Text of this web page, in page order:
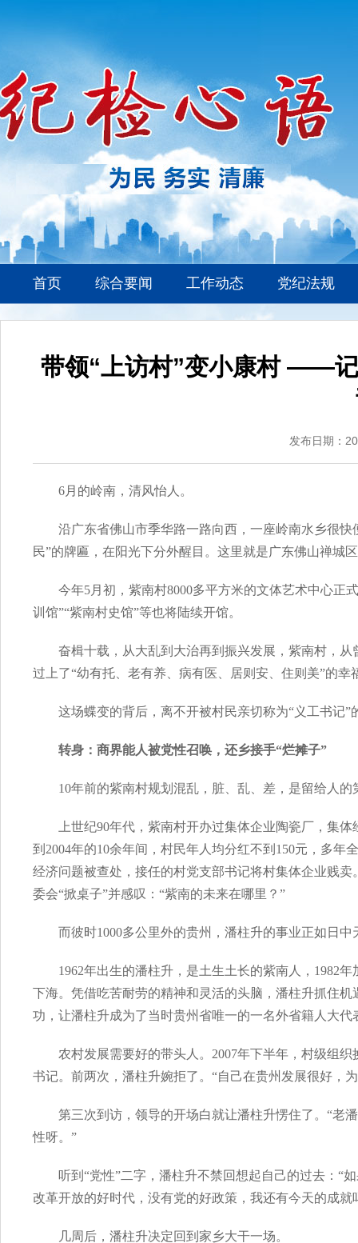
首页 综合要闻 工作动态 党纪法规
带领“上访村”变小康村 ——
发布日期：
6月的岭南，清风怡人。
沿广东省佛山市季华路一路向西，一座岭南水乡很
民”的牌匾，在阳光下分外醒目。这里就是广东佛山禅城
今年5月初，紫南村8000多平方米的文体艺术中心正
训馆”“紫南村史馆”等也将陆续开馆。
奋楫十载，从大乱到大治再到振兴发展，紫南村，从
过上了“幼有托、老有养、病有医、居则安、住则美”的
这场蝶变的背后，离不开被村民亲切称为“义工书记
转身：商界能人被党性召唤，还乡接手“烂摊子”
10年前的紫南村规划混乱，脏、乱、差，是留给人
上世纪90年代，紫南村开办过集体企业陶瓷厂，集
到2004年的10余年间，村民年人均分红不到150元，多
经济问题被查处，接任的村党支部书记将村集体企业贱
委会“掀桌子”并感叹：“紫南的未来在哪里？”
而彼时1000多公里外的贵州，潘柱升的事业正如日中
1962年出生的潘柱升，是土生土长的紫南人，1982
下海。凭借吃苦耐劳的精神和灵活的头脑，潘柱升抓住
功，让潘柱升成为了当时贵州省唯一的一名外省籍人大代
农村发展需要好的带头人。2007年下半年，村级组
书记。前两次，潘柱升婉拒了。“自己在贵州发展很好，
第三次到访，领导的开场白就让潘柱升愣住了。“老
性呀。”
听到“党性”二字，潘柱升不禁回想起自己的过去：“
改革开放的好时代，没有党的好政策，我还有今天的成就
几周后，潘柱升决定回到家乡大干一场。